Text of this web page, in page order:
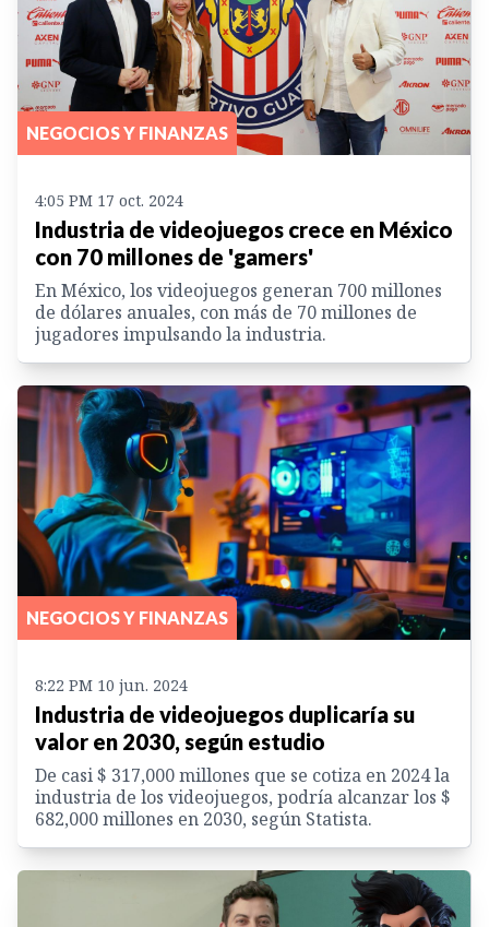
NEGOCIOS Y FINANZAS
4:05 PM 17 oct. 2024
Industria de videojuegos crece en México
con 70 millones de 'gamers'
En México, los videojuegos generan 700 millones
de dólares anuales, con más de 70 millones de
jugadores impulsando la industria.
NEGOCIOS Y FINANZAS
8:22 PM 10 jun. 2024
Industria de videojuegos duplicaría su
valor en 2030, según estudio
De casi $ 317,000 millones que se cotiza en 2024 la
industria de los videojuegos, podría alcanzar los $
682,000 millones en 2030, según Statista.